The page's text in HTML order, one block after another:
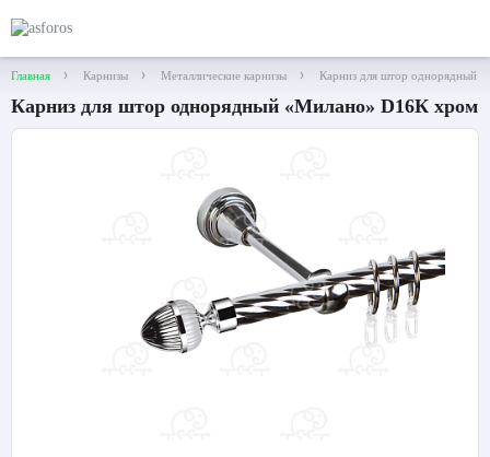
Главная Карнизы Металлические карнизы Карниз для штор однорядный
Карниз для штор однорядный «Милано» D16К хром